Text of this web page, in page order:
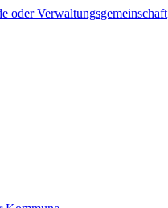
oder Verwaltungsgemeinschaft